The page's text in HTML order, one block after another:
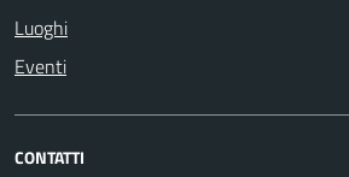
Luoghi
Eventi
CONTATTI